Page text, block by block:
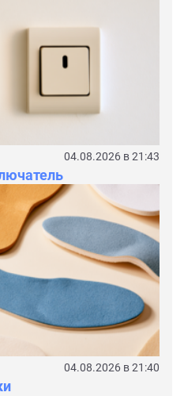
04.08.2026 в 21:43
04.08.2026 в 21:40